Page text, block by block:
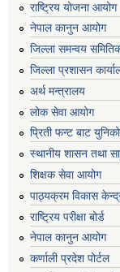
राष्ट्रिय योजना आयोग
नेपाल कानुन आयोग
जिल्ला समन्वय
जिल्ला प्रशासन
अर्थ मन्त्रालय
लोक सेवा आयोग
प्रिती फन्ट बाट
स्थानीय शासन तथा
शिक्षक सेवा आयोग
पाठ्यक्रम विकास
राष्ट्रिय परीक्षा बोर्ड
नेपाल कानुन आयोग
कर्णाली प्रदेश पोर्टल